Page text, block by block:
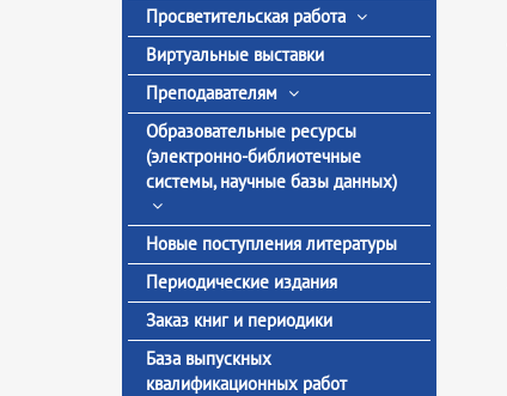
Просветительская работа
Виртуальные выставки
Преподавателям
Образовательные ресурсы
(электронно-библиотечные
системы, научные базы данных)
Новые поступления литературы
Периодические издания
Заказ книг и периодики
База выпускных
квалификационных работ